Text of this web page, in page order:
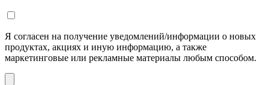
Я согласен на получение уведомлений/информации о новых
продуктах, акциях и иную информацию, а также
маркетинговые или рекламные материалы любым способом.